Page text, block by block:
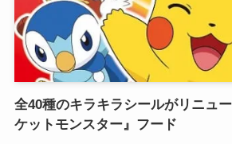
全40種のキラキラシールがリニュ
ケットモンスター』フード